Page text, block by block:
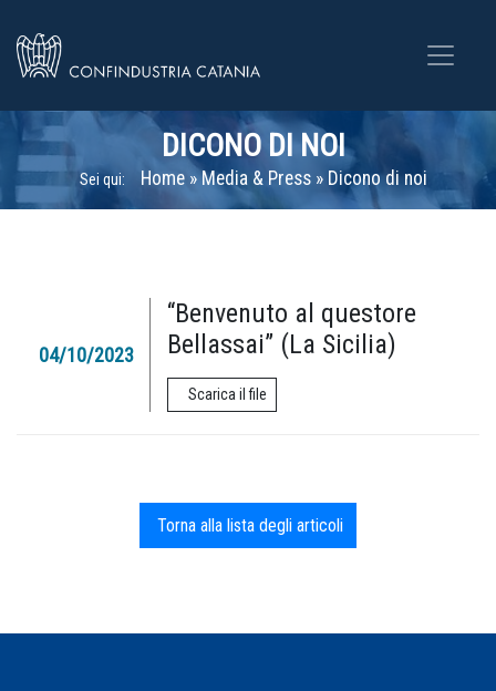
DICONO DI NOI
Sei qui: Home »Media & Press » Dicono di noi
04/10/2023
“Benvenuto al questore
Bellassai” (La Sicilia)
Scarica il file
Torna alla lista degli articoli